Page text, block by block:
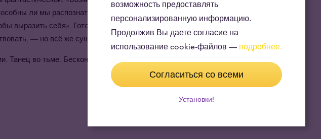
ли мы распознать, что само сознание — дар Вселенной, всегда
выразить себя». Готов ли ты встретиться с сознанием, которое не
— но всё же существует?
Танец во тьме. Бесконечное начало. Клод
возможность предоставлять
персонализированную информацию.
Продолжив Вы даете согласие на
использование cookie-файлов — подробнее.
Согласиться со всеми
Установки!